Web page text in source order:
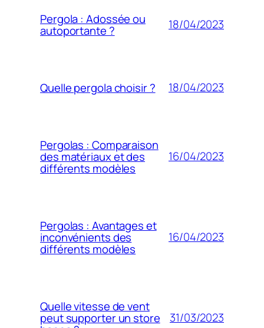
Pergola : Adossée ou
autoportante ? 18/04/2023
Quelle pergola choisir ? 18/04/2023
Pergolas : Comparaison
des matériaux et des
différents modèles
16/04/2023
Pergolas : Avantages et
inconvénients des
différents modèles
16/04/2023
Quelle vitesse de vent
peut supporter un store 31/03/2023